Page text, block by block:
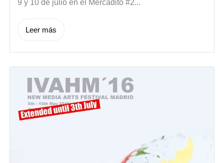
9 y 10 de julio en el Mercadito #2...
Leer más